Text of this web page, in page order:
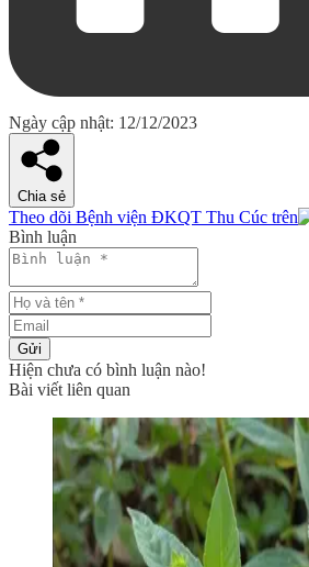
Ngày cập nhật: 12/12/2023
Chia sẻ
Theo dõi Bệnh viện ĐKQT Thu Cúc trên
Bình luận
Gửi
Hiện chưa có bình luận nào!
Bài viết liên quan